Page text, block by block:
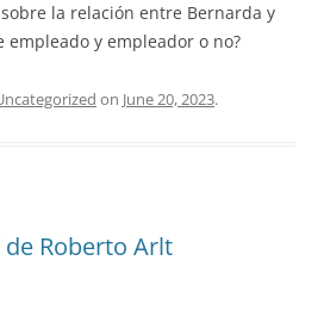
la relación entre Bernarda y
empleado y empleador o no?
on June 20, 2023.
de Roberto Arlt